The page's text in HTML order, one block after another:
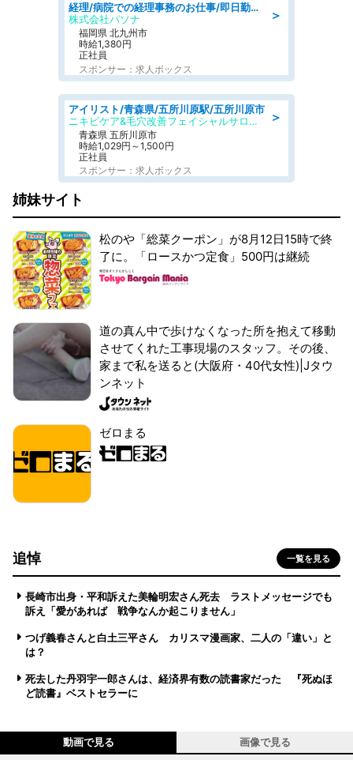
＞
経理/病院での経理事務のお仕事/即日勤務可/車通勤可/経理/一般事務
株式会社パソナ
福岡県 北九州市
時給1,380円
正社員
スポンサー：求人ボックス
＞
アイリスト/青森県/五所川原駅/五所川原市
ニキビケア&毛穴改善フェイシャルサロン BELDAD
青森県 五所川原市
時給1,029円～1,500円
正社員
スポンサー：求人ボックス
姉妹サイト
松のや「総菜クーポン」が8月12日15時で終
了に。「ロースかつ定食」500円は継続
道の真ん中で歩けなくなった所を抱えて移動
させてくれた工事現場のスタッフ。その後、
家まで私を送ると(大阪府・40代女性)|Jタウ
ンネット
ゼロまる
追悼 一覧を見る
長崎市出身・平和訴えた美輪明宏さん死去 ラストメッセージでも
訴え「愛があれば 戦争なんか起こりません」
つげ義春さんと白土三平さん カリスマ漫画家、二人の「違い」と
は？
死去した丹羽宇一郎さんは、経済界有数の読書家だった 『死ぬほ
ど読書』ベストセラーに
動画で見る 画像で見る